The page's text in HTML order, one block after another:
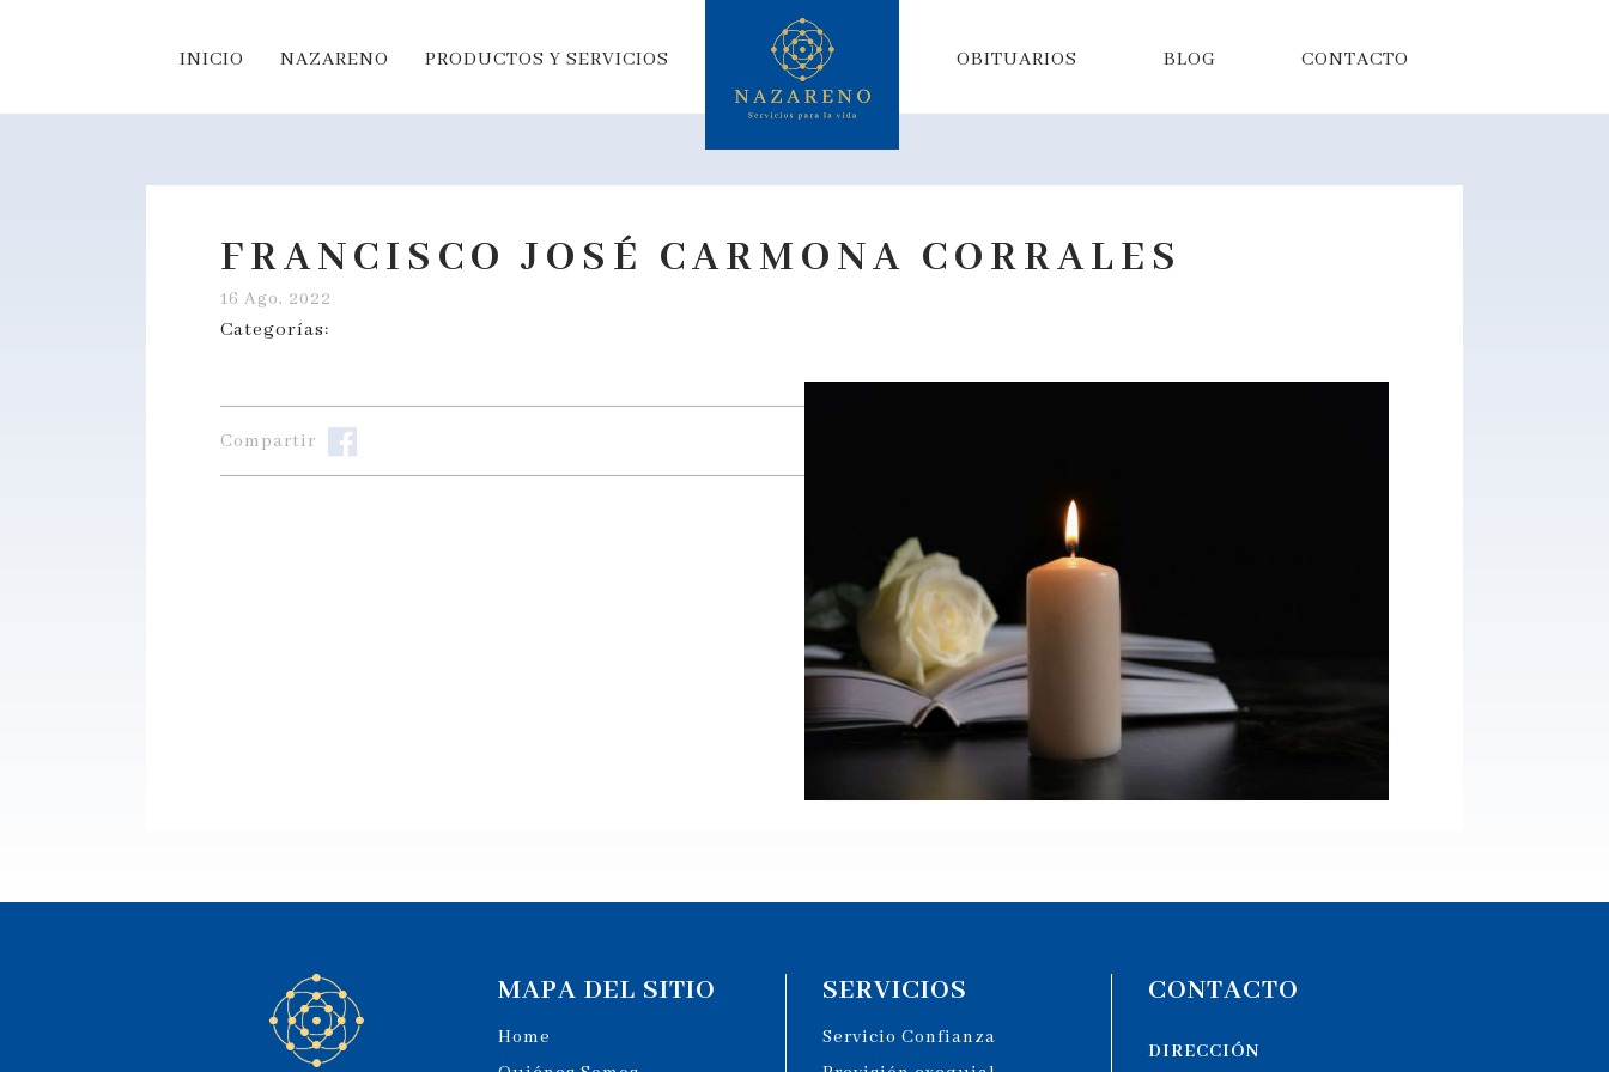
INICIO NAZARENO PRODUCTOS Y SERVICIOS OBITUARIOS BLOG CONTACTO
FRANCISCO JOSÉ CARMONA CORRALES
16 Ago, 2022
Categorías:
Compartir
MAPA DEL SITIO
Home
SERVICIOS
Servicio Confianza
CONTACTO
DIRECCIÓN